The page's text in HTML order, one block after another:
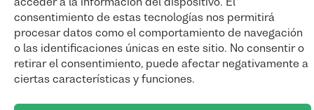
consentimiento de estas tecnologías nos permitirá
procesar datos como el comportamiento de navegación
o las identificaciones únicas en este sitio. No consentir o
retirar el consentimiento, puede afectar negativamente a
ciertas características y funciones.
9 a 14 h
Más
información